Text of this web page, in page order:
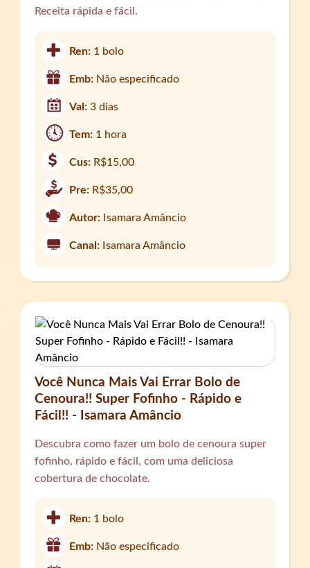
Receita rápida e fácil.
Ren: 1 bolo
Emb: Não especificado
Val:3 dias
Tem: 1 hora
Cus: R$15,00
Pre: R$35,00
Autor: Isamara Amâncio
Canal: Isamara Amâncio
Você Nunca Mais Vai Errar Bolo de
Cenoura!! Super Fofinho - Rápido e
Fácil!! - Isamara Amâncio
Descubra como fazer um bolo de cenoura super
fofinho, rápido e fácil, com uma deliciosa
cobertura de chocolate.
Ren: 1 bolo
Emb: Não especificado